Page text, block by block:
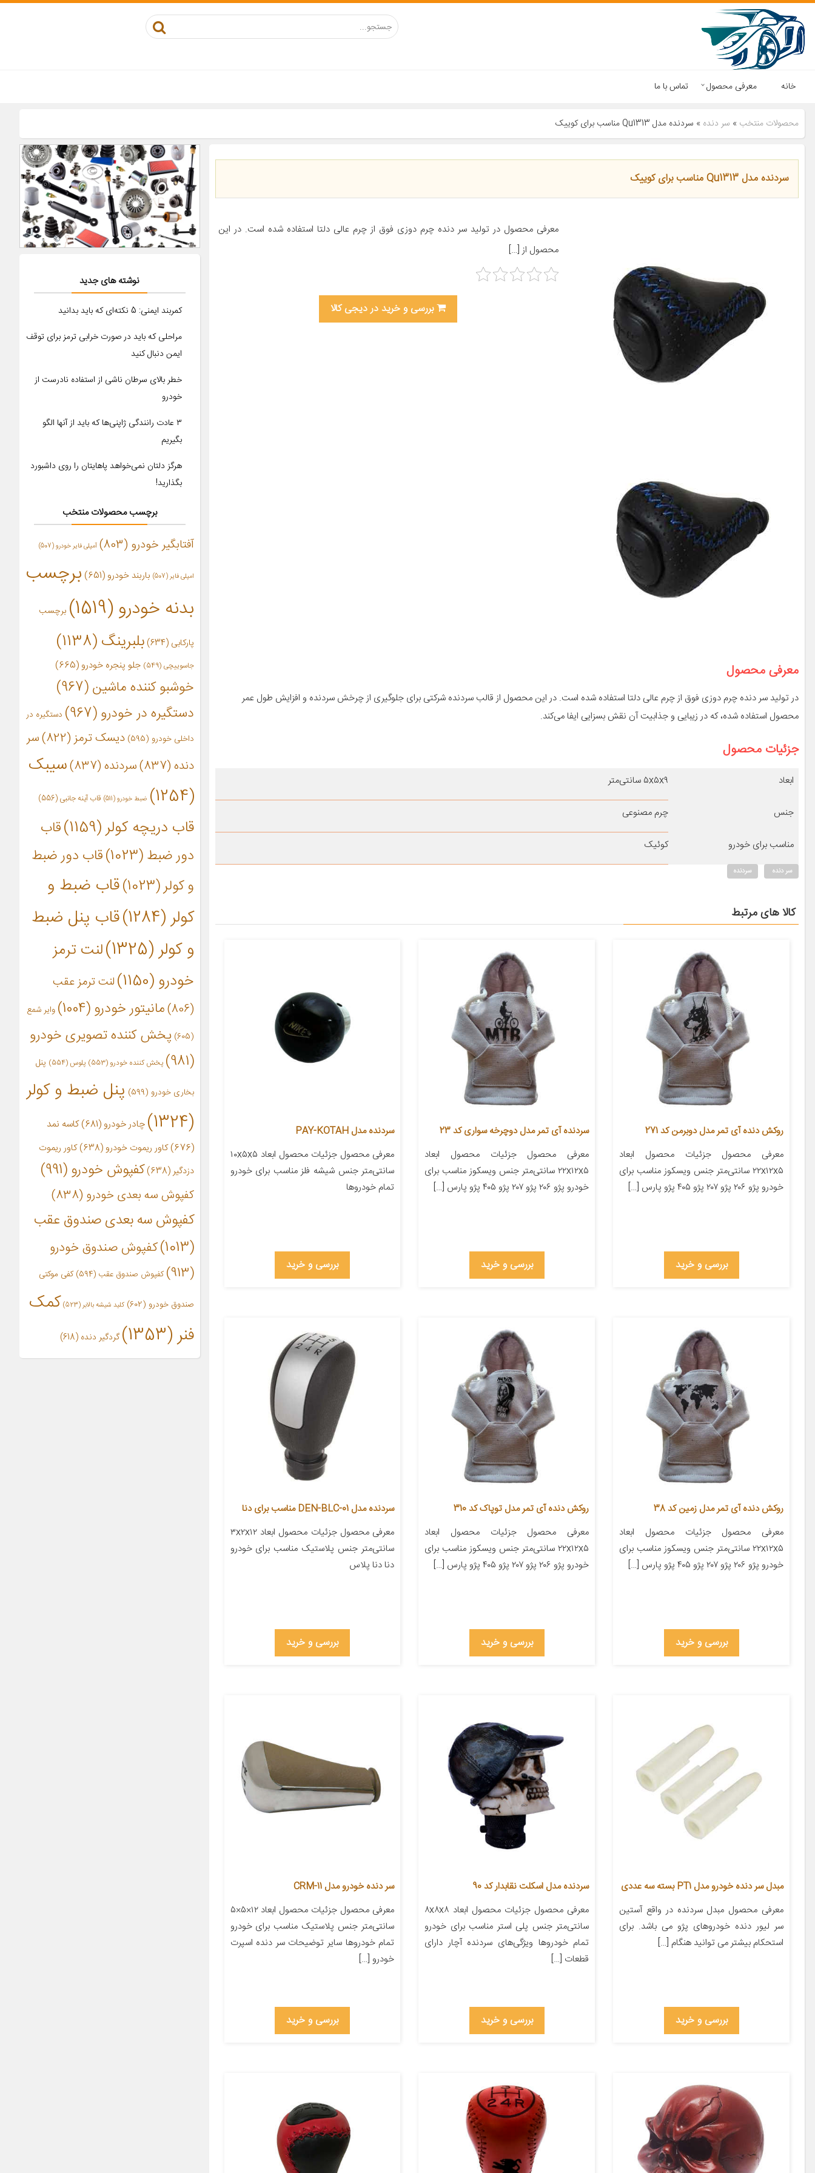
خانه معرفی محصول تماس با ما
محصولات منتخب » سر دنده » سردنده مدل Qu1313 مناسب برای کوییک
سردنده مدل Qu1313 مناسب برای کوییک
معرفی محصول در تولید سر دنده چرم دوزی فوق از چرم عالی دلتا استفاده شده است. در این
محصول از […]
بررسی و خرید در دیجی کالا
معرفی محصول
در تولید سر دنده چرم دوزی فوق از چرم عالی دلتا استفاده شده است. در این محصول از قالب سردنده شرکتی برای جلوگیری از چرخش سردنده و افزایش طول عمر
محصول استفاده شده، که در زیبایی و جذابیت آن نقش بسزایی ایفا می‌کند.
جزئیات محصول
ابعاد ۵x۵x۹ سانتی‌متر
جنس چرم مصنوعی
مناسب برای خودرو کوئیک
سر دنده سردنده
کالا های مرتبط
روکش دنده آی تمر مدل دوبرمن کد 271
معرفی محصول جزئیات محصول ابعاد
۲۲x۱۲x۵ سانتی‌متر جنس ویسکوز مناسب برای
خودرو پژو ۲۰۶ پژو ۲۰۷ پژو ۴۰۵ پژو پارس […]
بررسی و خرید
سردنده آی تمر مدل دوچرخه سواری کد 23
معرفی محصول جزئیات محصول ابعاد
۲۲x۱۲x۵ سانتی‌متر جنس ویسکوز مناسب برای
خودرو پژو ۲۰۶ پژو ۲۰۷ پژو ۴۰۵ پژو پارس […]
بررسی و خرید
سردنده مدل PAY-KOTAH
معرفی محصول جزئیات محصول ابعاد ۱۰x۵x۵
سانتی‌متر جنس شیشه فلز مناسب برای خودرو
تمام خودروها
بررسی و خرید
روکش دنده آی تمر مدل زمین کد 38
معرفی محصول جزئیات محصول ابعاد
۲۲x۱۲x۵ سانتی‌متر جنس ویسکوز مناسب برای
خودرو پژو ۲۰۶ پژو ۲۰۷ پژو ۴۰۵ پژو پارس […]
بررسی و خرید
روکش دنده آی تمر مدل توپاک کد 310
معرفی محصول جزئیات محصول ابعاد
۲۲x۱۲x۵ سانتی‌متر جنس ویسکوز مناسب برای
خودرو پژو ۲۰۶ پژو ۲۰۷ پژو ۴۰۵ پژو پارس […]
بررسی و خرید
سردنده مدل DEN-BLC-01 مناسب برای دنا
معرفی محصول جزئیات محصول ابعاد ۳x۲x۱۲
سانتی‌متر جنس پلاستیک مناسب برای خودرو
دنا دنا پلاس
بررسی و خرید
مبدل سر دنده خودرو مدل PT1 بسته سه عددی
معرفی محصول مبدل سردنده در واقع آستین
سر لیور دنده خودروهای پژو می باشد. برای
استحکام بیشتر می توانید هنگام […]
بررسی و خرید
سردنده مدل اسکلت نقابدار کد 90
معرفی محصول جزئیات محصول ابعاد ۸x۸x۸
سانتی‌متر جنس پلی استر مناسب برای خودرو
تمام خودروها ویژگی‌های سردنده آچار دارای
قطعات […]
بررسی و خرید
سر دنده خودرو مدل CRM-11
معرفی محصول جزئیات محصول ابعاد ۱۲×۵×۵
سانتی‌متر جنس پلاستیک مناسب برای خودرو
تمام خودروها سایر توضیحات سر دنده اسپرت
خودرو […]
بررسی و خرید
نوشته های جدید
کمربند ایمنی: 5 نکته‌ای که باید بدانید
مراحلی که باید در صورت خرابی ترمز برای توقف
ایمن دنبال کنید
خطر بالای سرطان ناشی از استفاده نادرست از
خودرو
۳ عادت رانندگی ژاپنی‌ها که باید از آنها الگو
بگیریم
هرگز دلتان نمی‌خواهد پاهایتان را روی داشبورد
بگذارید!
برچسب محصولات منتخب
آفتابگیر خودرو (803) آمپلی فایر خودرو(507)
امپلی فایر (507) باربند خودرو(651)
برچسب
بدنه خودرو(1519) برچسب
پارکابی (634) بلبرینگ(1138)
جاسوییچی (549) جلو پنجره خودرو (665)
خوشبو کننده ماشین(967)
دستگیره در خودرو(967)
دستگیره در
داخلی خودرو (595) دیسک ترمز(822)
سر
دنده(837) سردنده(837)
سیبک
(1254)
ضبط خودرو(511) قاب آینه جانبی (556)
قاب دریچه کولر(1159)
قاب
دور ضبط(1023)
قاب دور ضبط
و کولر(1023)
قاب ضبط و
کولر(1284)
قاب پنل ضبط
و کولر(1325)
لنت ترمز
خودرو(1150)
لنت ترمز عقب
(806)
مانیتور خودرو(1004)
وایر شمع
(605)
پخش کننده تصویری خودرو
(981)
پخش کننده خودرو(553) پلوس(554) پنل
بخاری خودرو (599)
پنل ضبط و کولر
(1324)
چادر خودرو (681)
کاسه نمد
(676)
کاور ریموت خودرو(638)
کاور ریموت
دزدگیر(638) کفپوش خودرو(991)
کفپوش سه بعدی خودرو (838)
کفپوش سه بعدی صندوق عقب
(1013)
کفپوش صندوق خودرو
(913)
کفپوش صندوق عقب (594) کفی موکتی
صندوق خودرو (602) کلید شیشه بالابر(523)
کمک
فنر(1353) گردگیر دنده (618)